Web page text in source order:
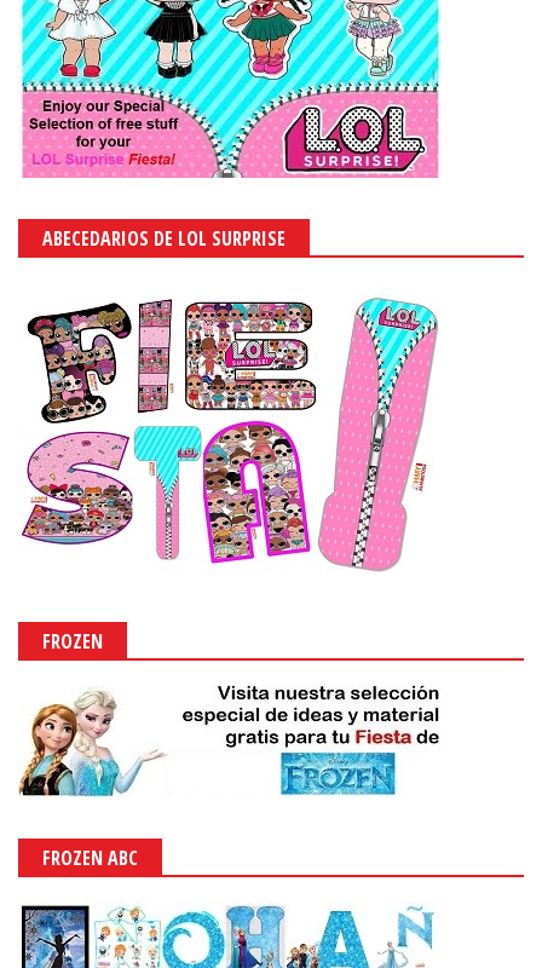
ABECEDARIOS DE LOL SURPRISE
FROZEN
FROZEN ABC